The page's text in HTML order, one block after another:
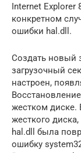
Internet Explorer
конкретном
ошибки hal.dll.
Создать новый
загрузочный
настроен,
жестком диске.
жесткого
hal.dll была
ошибку